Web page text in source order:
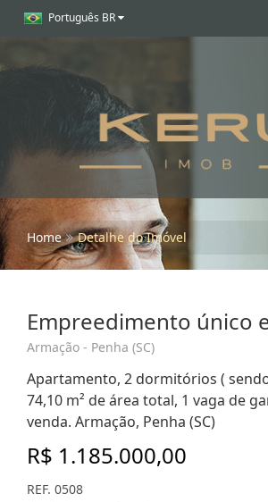
Português BR
Home Detalhe do Imóvel
Empreedimento único
Armação - Penha (SC)
Apartamento, 2 dormitórios (
74,10 m² de área total, 1 vaga de
venda. Armação, Penha (SC)
R$ 1.185.000,00
REF. 0508